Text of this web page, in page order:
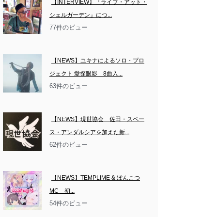
【INTERVIEW】『ライブ・アット・
シェルガーデン』につ...
77件のビュー
【NEWS】ユキナによるソロ・プロ
ジェクト 愛探眼影　8曲入...
63件のビュー
【NEWS】現世協会　佐田・スペー
ス・アンダルシアを加えた新...
62件のビュー
【NEWS】TEMPLIME & ぽんこつ
MC　初...
54件のビュー